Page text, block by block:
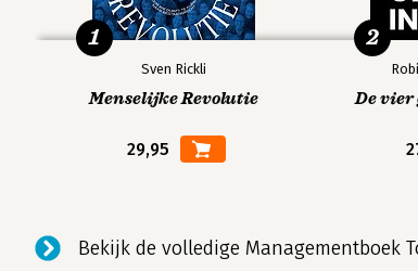
Sven Rickli
Menselijke Revolutie
29,95
1
De vier
2
Bekijk de volledige Managementboek